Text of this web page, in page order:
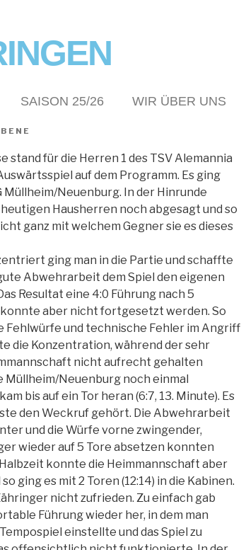
SAISON 25/26 WIR ÜBER UNS
BENE
stand für die Herren 1 des TSV Alemannia
auf dem Programm. Es ging
Müllheim/Neuenburg. In der Hinrunde
Hausherren noch abgesagt und so
ganz mit welchem Gegner sie es dieses
ging man in die Partie und schaffte
Abwehrarbeit dem Spiel den eigenen
Resultat eine 4:0 Führung nach 5
aber nicht fortgesetzt werden. So
Fehlwürfe und technische Fehler im Angriff
die Konzentration, während der sehr
nicht aufrecht gehalten
Müllheim/Neuenburg noch einmal
bis auf ein Tor heran (6:7, 13. Minute). Es
den Weckruf gehört. Die Abwehrarbeit
und die Würfe vorne zwingender,
wieder auf 5 Tore absetzen konnten
Halbzeit konnte die Heimmannschaft aber
ging es mit 2 Toren (12:14) in die Kabinen.
nicht zufrieden. Zu einfach gab
Führung wieder her, in dem man
einstellte und das Spiel zu